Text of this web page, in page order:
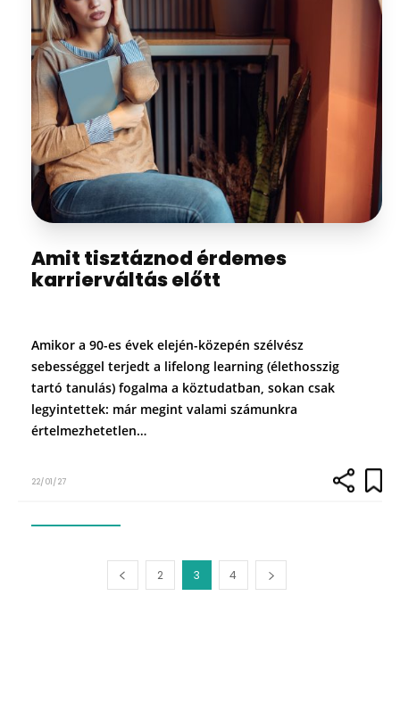
Amit tisztáznod érdemes
karrierváltás előtt
Amikor a 90-es évek elején-közepén szélvész
sebességgel terjedt a lifelong learning (élethosszig
tartó tanulás) fogalma a köztudatban, sokan csak
legyintettek: már megint valami számunkra
értelmezhetetlen…
22/01/27
2 3 4